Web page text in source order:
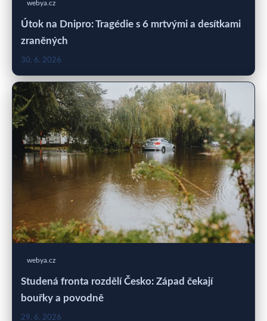
webya.cz
Útok na Dnipro: Tragédie s 6 mrtvými a desítkami
zraněných
30. 6. 2026
webya.cz
Studená fronta rozdělí Česko: Západ čekají
bouřky a povodně
29. 6. 2026